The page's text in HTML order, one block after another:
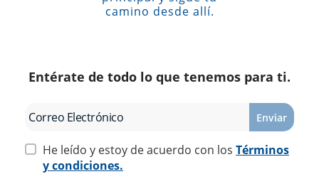
camino desde allí.
Entérate de todo lo que tenemos para ti.
Enviar
He leído y estoy de acuerdo con los Términos
y condiciones.